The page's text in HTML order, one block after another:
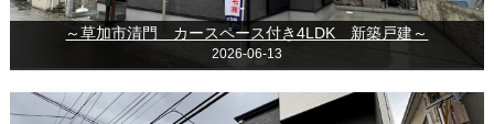
～草加市清門 カースペース付き4LDK 新築戸建～
2026-06-13